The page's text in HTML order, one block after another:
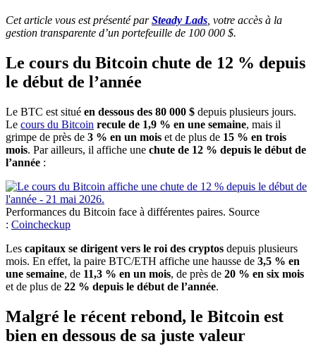
Cet article vous est présenté parSteady Lads , votre accès à la
gestion transparente d’un portefeuille de 100 000 $.
Le cours du Bitcoin chute de 12 % depuis
le début de l’année
Le BTC est situé en dessous des 80 000 $ depuis plusieurs jours.
Le cours du Bitcoin recule de 1,9 % en une semaine, mais il
grimpe de près de 3 % en un mois et de plus de 15 % en trois
mois. Par ailleurs, il affiche une chute de 12 % depuis le début de
l’année :
Performances du Bitcoin face à différentes paires. Source
: Coincheckup
Les capitaux se dirigent vers le roi des cryptos depuis plusieurs
mois. En effet, la paire BTC/ETH affiche une hausse de 3,5 % en
une semaine, de 11,3 % en un mois, de près de 20 % en six mois
et de plus de 22 % depuis le début de l’année.
Malgré le récent rebond, le Bitcoin est
bien en dessous de sa juste valeur